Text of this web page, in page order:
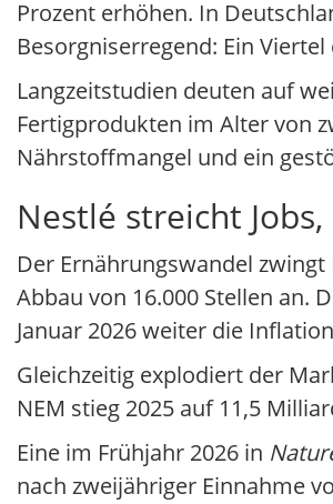
Prozent erhöhen. In
Besorgniserregend: Ein
Langzeitstudien deuten auf
Fertigprodukten im Alter von
Nährstoffmangel und ein
Nestlé streicht
Der Ernährungswandel
Abbau von 16.000 Stellen an.
Januar 2026 weiter die
Gleichzeitig explodiert der
NEM stieg 2025 auf 11,5
Eine im Frühjahr 2026 in
nach zweijähriger Einnahme